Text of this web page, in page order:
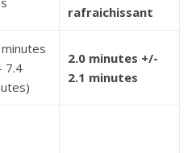
rafraichissant
7.4
2.0 minutes +/-
2.1 minutes